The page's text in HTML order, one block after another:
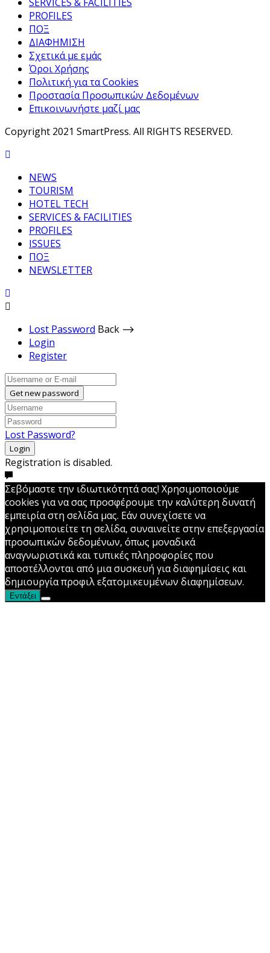
PROFILES
ΠΟΞ
ΔΙΑΦΗΜΙΣΗ
Σχετικά με εμάς
Όροι Χρήσης
Πολιτική για τα Cookies
Προστασία Προσωπικών Δεδομένων
Επικοινωνήστε μαζί μας
Copyright 2021 SmartPress. All RIGHTS RESERVED.
NEWS
TOURISM
HOTEL TECH
SERVICES & FACILITIES
PROFILES
ISSUES
ΠΟΞ
NEWSLETTER
Lost Password Back ⟶
Login
Register
Get new password
Lost Password?
Login
Registration is disabled.
Σεβόμαστε την ιδιωτικότητά σας! Χρησιμοποιούμε
cookies για να σας προσφέρουμε την καλύτερη δυνατή
εμπειρία στη σελίδα μας. Εάν συνεχίσετε να
χρησιμοποιείτε τη σελίδα, συναινείτε στην επεξεργασία
προσωπικών δεδομένων, όπως μοναδικά
αναγνωριστικά και τυπικές πληροφορίες που
αποστέλλονται από μια συσκευή για διαφημίσεις και
δημιουργία προφιλ εξατομικευμένων διαφημίσεων.
Εντάξει